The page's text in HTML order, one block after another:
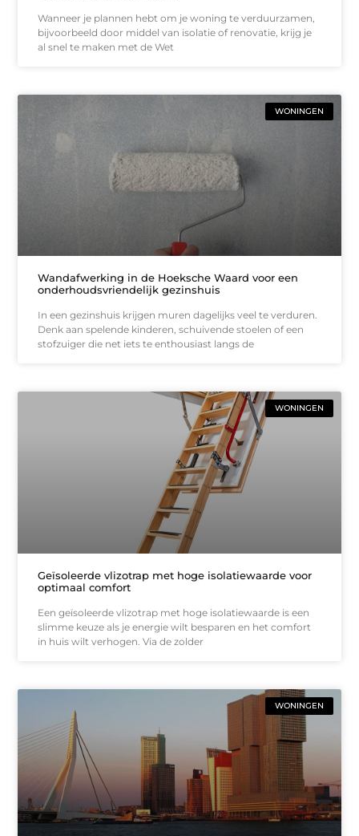
Wanneer je plannen hebt om je woning te verduurzamen,
bijvoorbeeld door middel van isolatie of renovatie, krijg je
al snel te maken met de Wet
WONINGEN
Wandafwerking in de Hoeksche Waard voor een
onderhoudsvriendelijk gezinshuis
In een gezinshuis krijgen muren dagelijks veel te verduren.
Denk aan spelende kinderen, schuivende stoelen of een
stofzuiger die net iets te enthousiast langs de
WONINGEN
Geïsoleerde vlizotrap met hoge isolatiewaarde voor
optimaal comfort
Een geïsoleerde vlizotrap met hoge isolatiewaarde is een
slimme keuze als je energie wilt besparen en het comfort
in huis wilt verhogen. Via de zolder
WONINGEN